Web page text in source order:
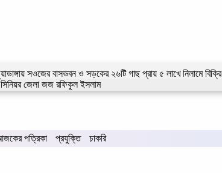
সওজের বাসভবন ও সড়কের ২৬টি গাছ প্রায় ৫ লাখে নিলামে বিক্রি
সিনিয়র জেলা জজ রফিকুল ইসলাম
পত্রিকা প্রযুক্তি
চাকরি